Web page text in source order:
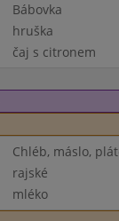
Bábovka
hruška
čaj s citronem
Chléb, máslo,
rajské
mléko